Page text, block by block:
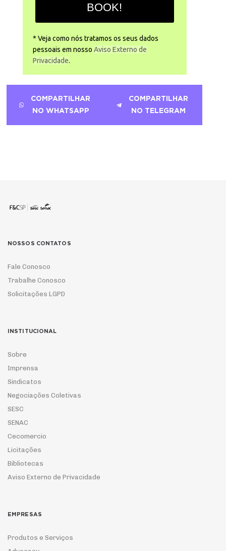
BOOK!
* Veja como nós tratamos os seus dados
pessoais em nossoAviso Externo de
Privacidade.
COMPARTILHAR
NO WHATSAPP
COMPARTILHAR
NO TELEGRAM
NOSSOS CONTATOS
Fale Conosco
Trabalhe Conosco
Solicitações LGPD
INSTITUCIONAL
Sobre
Imprensa
Sindicatos
Negociações Coletivas
SESC
SENAC
Cecomercio
Licitações
Bibliotecas
Aviso Externo de Privacidade
EMPRESAS
Produtos e Serviços